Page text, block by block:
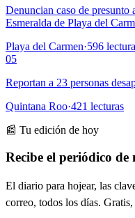
Denuncian caso de
Esmeralda de Playa del
Playa del Carmen·596
05
Reportan a 23 personas
Quintana Roo·421 lecturas
📰 Tu edición de hoy
Recibe el periódico
El diario para hojear, las
correo, todos los días.